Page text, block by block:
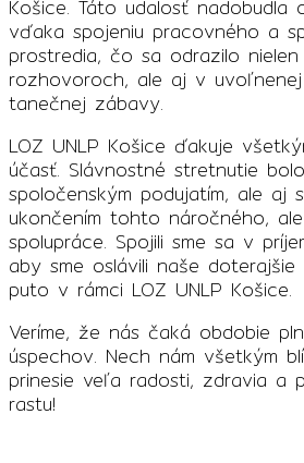
Košice. Táto udalosť nadobudla
vďaka spojeniu pracovného a
prostredia, čo sa odrazilo
rozhovoroch, ale aj v
tanečnej zábavy.
LOZ UNLP Košice ďakuje
účasť. Slávnostné stretnutie
spoločenským podujatím, ale aj
ukončením tohto náročného,
spolupráce. Spojili sme sa v
aby sme oslávili naše doterajšie
puto v rámci LOZ UNLP Košice.
Veríme, že nás čaká obdobie
úspechov. Nech nám všetkým
prinesie veľa radosti, zdravia a
rastu!